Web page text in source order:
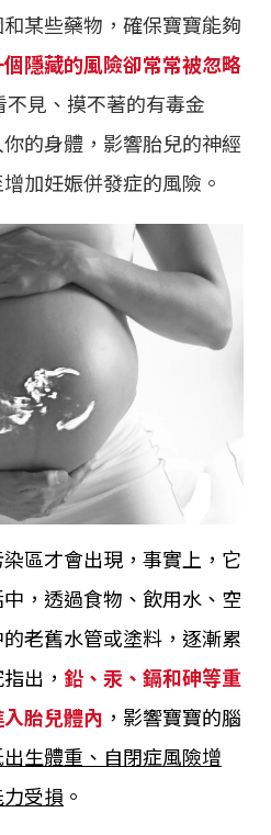
某些藥物，確保寶寶能夠
隱藏的風險卻常常被忽略
不見、摸不著的有毒金
的身體，影響胎兒的神經
加妊娠併發症的風險。
區才會出現，事實上，它
，透過食物、飲用水、空
老舊水管或塗料，逐漸累
出， 鉛、汞、鎘和砷等重
胎兒體內 ，影響寶寶的腦
生體重、自閉症風險增
受損 。